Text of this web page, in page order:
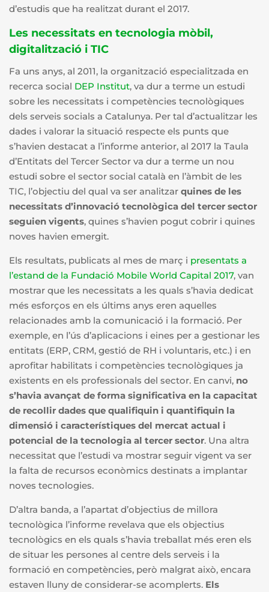
d’estudis que ha realitzat durant el 2017.
Les necessitats en tecnologia mòbil,
digitalització i TIC
Fa uns anys, al 2011, la organització especialitzada en
recerca social DEP Institut, va dur a terme un estudi
sobre les necessitats i competències tecnològiques
dels serveis socials a Catalunya. Per tal d’actualitzar les
dades i valorar la situació respecte els punts que
s’havien destacat a l’informe anterior, al 2017 la Taula
d’Entitats del Tercer Sector va dur a terme un nou
estudi sobre el sector social català en l’àmbit de les
TIC, l’objectiu del qual va ser analitzar quines de les
necessitats d’innovació tecnològica del tercer sector
seguien vigents, quines s’havien pogut cobrir i quines
noves havien emergit.
Els resultats, publicats al mes de març i presentats a
l’estand de la Fundació Mobile World Capital 2017, van
mostrar que les necessitats a les quals s’havia dedicat
més esforços en els últims anys eren aquelles
relacionades amb la comunicació i la formació. Per
exemple, en l’ús d’aplicacions i eines per a gestionar les
entitats (ERP, CRM, gestió de RH i voluntaris, etc.) i en
aprofitar habilitats i competències tecnològiques ja
existents en els professionals del sector. En canvi, no
s’havia avançat de forma significativa en la capacitat
de recollir dades que qualifiquin i quantifiquin la
dimensió i característiques del mercat actual i
potencial de la tecnologia al tercer sector. Una altra
necessitat que l’estudi va mostrar seguir vigent va ser
la falta de recursos econòmics destinats a implantar
noves tecnologies.
D’altra banda, a l’apartat d’objectius de millora
tecnològica l’informe revelava que els objectius
tecnològics en els quals s’havia treballat més eren els
de situar les persones al centre dels serveis i la
formació en competències, però malgrat això, encara
estaven lluny de considerar-se acomplerts. Els